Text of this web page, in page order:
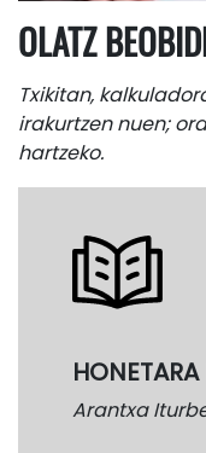
OLATZ
Txikitan,
irakurtzen nuen;
hartzeko.
HONETARA
Arantxa